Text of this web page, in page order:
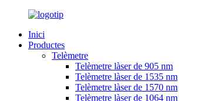
Inici
Productes
Telèmetre
Telèmetre làser de 905 nm
Telèmetre làser de 1535 nm
Telèmetre làser de 1570 nm
Telèmetre làser de 1064 nm